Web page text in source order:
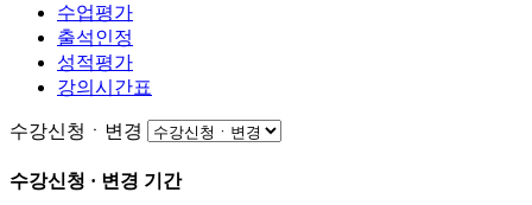
수업평가
출석인정
성적평가
강의시간표
수강신청ㆍ변경
수강신청 · 변경 기간